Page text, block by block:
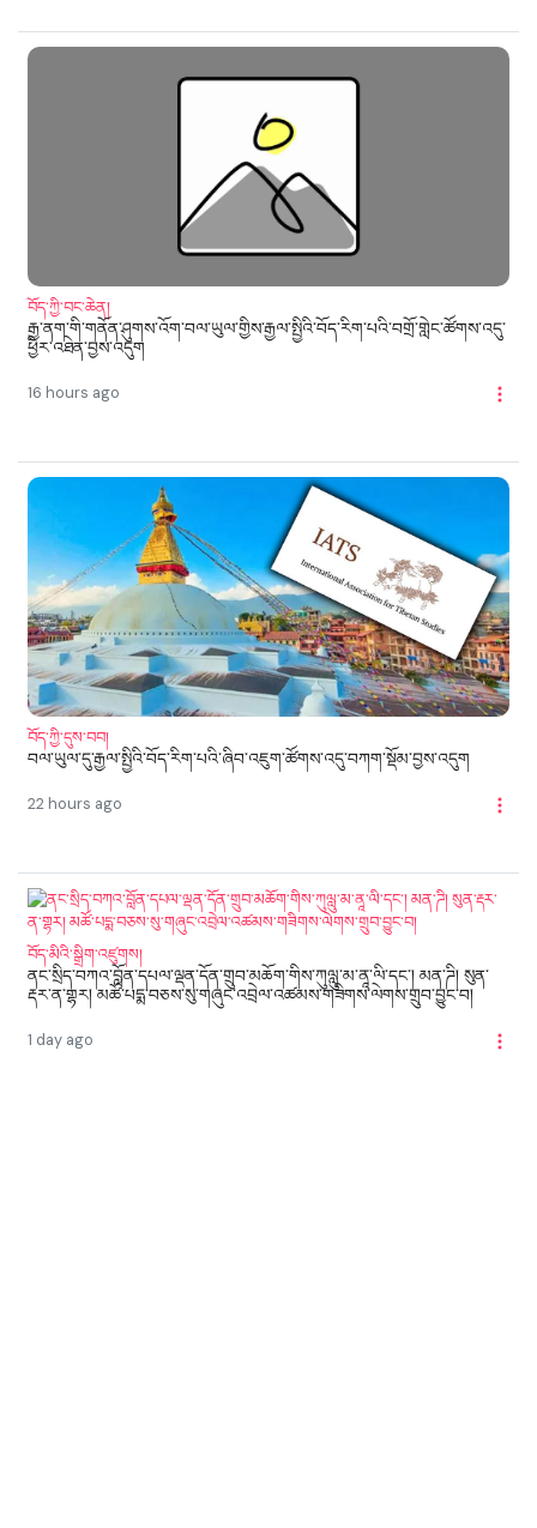
བོད་ཀྱི་བང་ཆེན།
རྒྱ་ནག་གི་གནོན་ཤུགས་འོག་བལ་ཡུལ་གྱིས་རྒྱལ་སྤྱིའི་བོད་རིག་པའི་བགྲོ་གླེང་ཚོགས་འདུ་
ཕྱིར་འཐེན་བྱས་འདུག
16 hours ago
བོད་ཀྱི་དུས་བབ།
བལ་ཡུལ་དུ་རྒྱལ་སྤྱིའི་བོད་རིག་པའི་ཞིབ་འཇུག་ཚོགས་འདུ་བཀག་སྡོམ་བྱས་འདུག
22 hours ago
བོད་མིའི་སྒྲིག་འཛུགས།
ནང་སྲིད་བཀའ་བློན་དཔལ་ལྡན་དོན་གྲུབ་མཆོག་གིས་ཀུལླུ་མ་ནཱ་ལི་དང་། མན་ཌི། སུན་
རྡར་ན་གྷར། མཚོ་པདྨ་བཅས་སུ་གཞུང་འབྲེལ་འཚམས་གཟིགས་ལེགས་གྲུབ་བྱུང་བ།
1 day ago